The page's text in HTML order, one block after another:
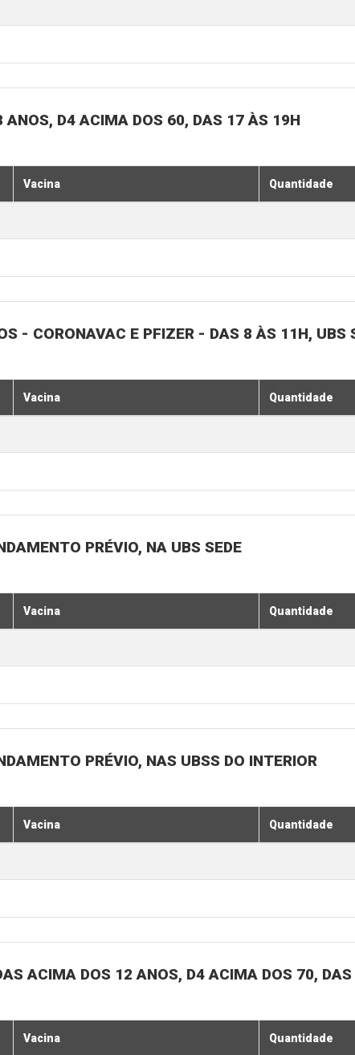
ANOS, D4 ACIMA DOS 60, DAS 17 ÀS 19H
Vacina Quantidade
- CORONAVAC E PFIZER - DAS 8 ÀS 11H, UBS
Vacina Quantidade
PRÉVIO, NA UBS SEDE
Vacina Quantidade
PRÉVIO, NAS UBSS DO INTERIOR
Vacina Quantidade
ACIMA DOS 12 ANOS, D4 ACIMA DOS 70,
Vacina Quantidade